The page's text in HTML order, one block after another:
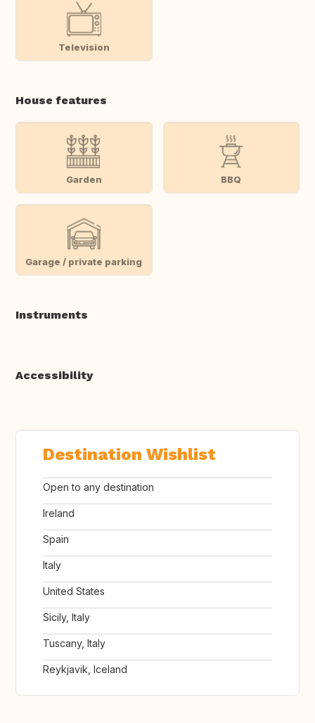
Television
House features
Garden BBQ
Garage / private parking
Instruments
Accessibility
Destination Wishlist
Open to any destination
Ireland
Spain
Italy
United States
Sicily, Italy
Tuscany, Italy
Reykjavik, Iceland